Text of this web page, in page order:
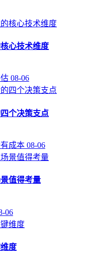
心技术维度
08-06
个决策支点
成本 08-06
值得考量
06
度